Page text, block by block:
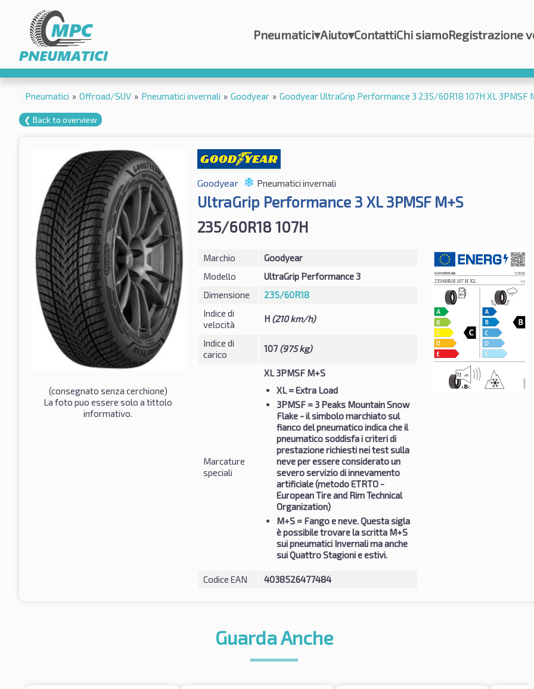
Pneumatici▾Aiuto▾ContattiChi siamoRegistrazione
Pneumatici » Offroad/SUV » Pneumatici invernali » Goodyear » Goodyear UltraGrip Performance 3 235/60R18 107H XL 3PMSF
❮ Back to overview
(consegnato senza cerchione)
La foto puo essere solo a tittolo
informativo.
Goodyear Pneumatici invernali
UltraGrip Performance 3 XL 3PMSF M+S
235/60R18 107H
Marchio
Goodyear
Modello
UltraGrip Performance 3
Dimensione
235/60R18
Indice di
velocità
H (210 km/h)
Indice di
carico
107 (975 kg)
Marcature
speciali
XL 3PMSF M+S
XL= Extra Load
3PMSF= 3 Peaks Mountain Snow
Flake - il simbolo marchiato sul
fianco del pneumatico indica che il
pneumatico soddisfa i criteri di
prestazione richiesti nei test sulla
neve per essere considerato un
severo servizio di innevamento
artificiale (metodo ETRTO -
European Tire and Rim Technical
Organization)
M+S= Fango e neve. Questa sigla
è possibile trovare la scritta M+S
sui pneumatici Invernali ma anche
sui Quattro Stagioni e estivi.
Codice EAN 4038526477484
Guarda Anche